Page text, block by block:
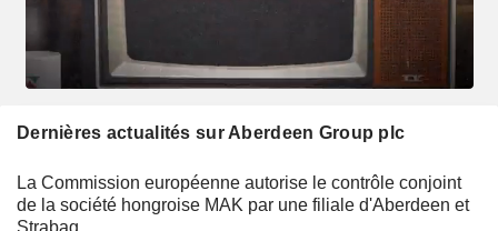
Dernières actualités sur Aberdeen Group plc
La Commission européenne autorise le contrôle conjoint
de la société hongroise MAK par une filiale d'Aberdeen et
Strabag